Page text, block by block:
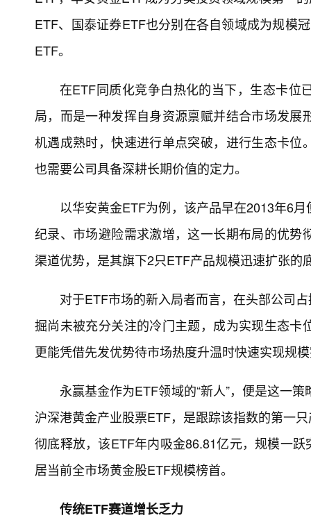
ETF、国泰证券ETF也分别在各自领域成为规模
ETF。
在ETF同质化竞争白热化的当下，生态卡位
局，而是一种发挥自身资源禀赋并结合市场发
机遇成熟时，快速进行单点突破，进行生态卡
也需要公司具备深耕长期价值的定力。
以华安黄金ETF为例，该产品早在2013年6
纪录、市场避险需求激增，这一长期布局的优
渠道优势，是其旗下2只ETF产品规模迅速扩张的
对于ETF市场的新入局者而言，在头部公司
掘尚未被充分关注的冷门主题，成为实现生态
更能凭借先发优势待市场热度升温时快速实现规
永赢基金作为ETF领域的“新人”，便是这一
沪深港黄金产业股票ETF，是跟踪该指数的第一
彻底释放，该ETF年内吸金86.81亿元，规模一
居当前全市场黄金股ETF规模榜首。
传统ETF赛道增长乏力